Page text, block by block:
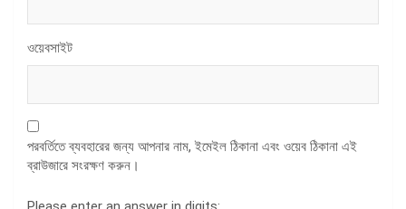
ওয়েবসাইট
পরবর্তিতে ব্যবহারের জন্য আপনার নাম, ইমেইল ঠিকানা এবং ওয়েব ঠিকানা এই
ব্রাউজারে সংরক্ষণ করুন।